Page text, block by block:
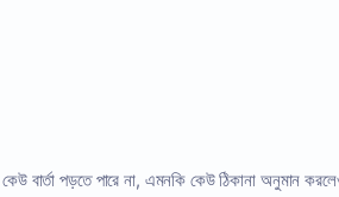
বার্তা পড়তে পারে না, এমনকি কেউ ঠিকানা অনুমান